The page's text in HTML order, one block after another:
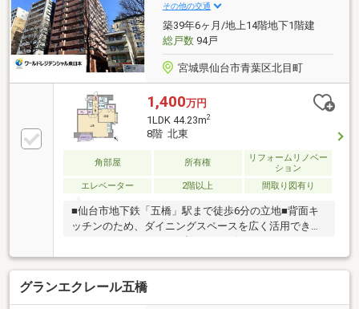
その他の交通
築39年6ヶ月/地上14階地下1階建
総戸数94戸
宮城県仙台市青葉区北目町
1,400万円
1LDK 44.23m2
8階 北東
角部屋 所有権
リフォームリノベー
ション
エレベーター
2階以上 間取り図有り
■仙台市地下鉄「五橋」駅まで徒歩6分の立地■背面キ
ッチンのため、ダイニングスペースを広く活用できま
ォーム可能です。■徒歩10分圏内に生活利便施設多数
揃っています。■2014年、2024年にリフォーム履歴有
【リフォーム履歴】2014年8月 2DK→1LDKに間取り
変更、フローリング張替（全室）、クロス貼替（全
グランエクレール五橋